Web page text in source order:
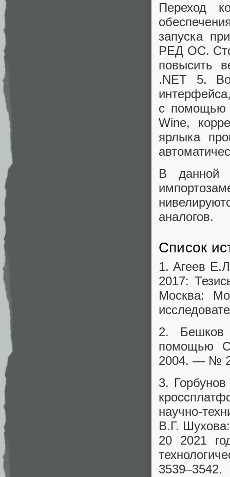
Переход
запуска
РЕД ОС.
повысить
.NET 5.
с помощью
Wine,
ярлыка
В данной
аналогов.
Список
1. Агеев
2017:
Москва:
2. Бешков
помощью
2004. — №
3.
В.Г.
20 2021
3539–3542.